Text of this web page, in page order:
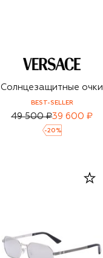
Солнцезащитные очки
BEST-SELLER
49 500 ₽39 600 ₽
-20 %